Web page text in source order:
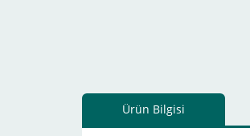
Ürün Bilgisi